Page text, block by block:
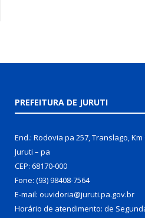
PREFEITURA DE JURUTI
End.: Rodovia pa 257, Translago, Km
Juruti – pa
CEP: 68170-000
Fone: (93) 98408-7564
E-mail: ouvidoria@juruti.pa.gov.br
Horário de atendimento: de